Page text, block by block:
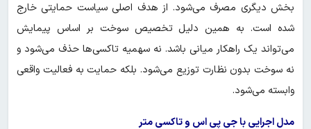
بخش دیگری مصرف می‌شود. از هدف اصلی سیاست حمایتی خارج
شده است. به همین دلیل تخصیص سوخت بر اساس پیمایش
می‌تواند یک راهکار میانی باشد. نه سهمیه تاکسی‌ها حذف می‌شود و
نه سوخت بدون نظارت توزیع می‌شود. بلکه حمایت به فعالیت واقعی
وابسته می‌شود.
مدل اجرایی با جی پی اس و تاکسی متر